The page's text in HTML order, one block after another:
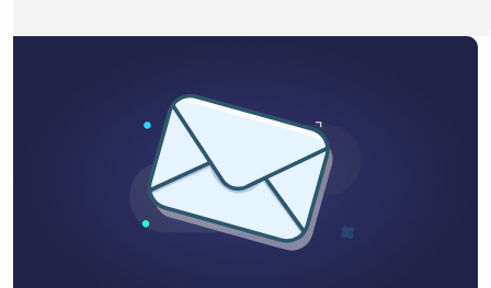
Inschrijven op de
nieuwsbrief
Voornaam